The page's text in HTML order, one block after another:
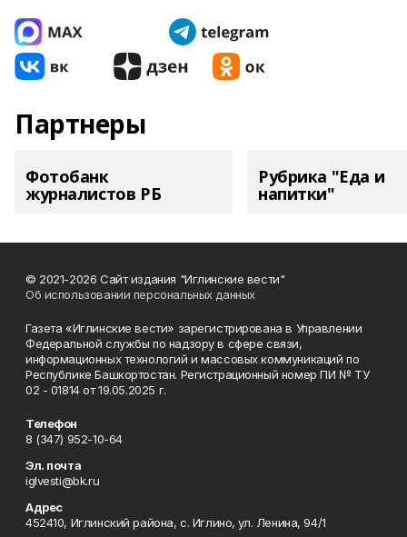
Партнеры
Фотобанк
журналистов РБ
Рубрика "Еда и
напитки"
© 2021-2026 Сайт издания "Иглинские вести"
Об использовании персональных данных
Газета «Иглинские вести» зарегистрирована в Управлении
Федеральной службы по надзору в сфере связи,
информационных технологий и массовых коммуникаций по
Республике Башкортостан. Регистрационный номер ПИ № ТУ
02 - 01814 от 19.05.2025 г.
Телефон
8 (347) 952-10-64
Эл. почта
iglvesti@bk.ru
Адрес
452410, Иглинский района, с. Иглино, ул. Ленина, 94/1